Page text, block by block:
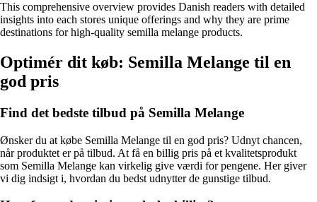
This comprehensive overview provides Danish readers with detailed
insights into each stores unique offerings and why they are prime
destinations for high-quality semilla melange products.
Optimér dit køb: Semilla Melange til en
god pris
Find det bedste tilbud på Semilla Melange
Ønsker du at købe Semilla Melange til en god pris? Udnyt chancen,
når produktet er på tilbud. At få en billig pris på et kvalitetsprodukt
som Semilla Melange kan virkelig give værdi for pengene. Her giver
vi dig indsigt i, hvordan du bedst udnytter de gunstige tilbud.